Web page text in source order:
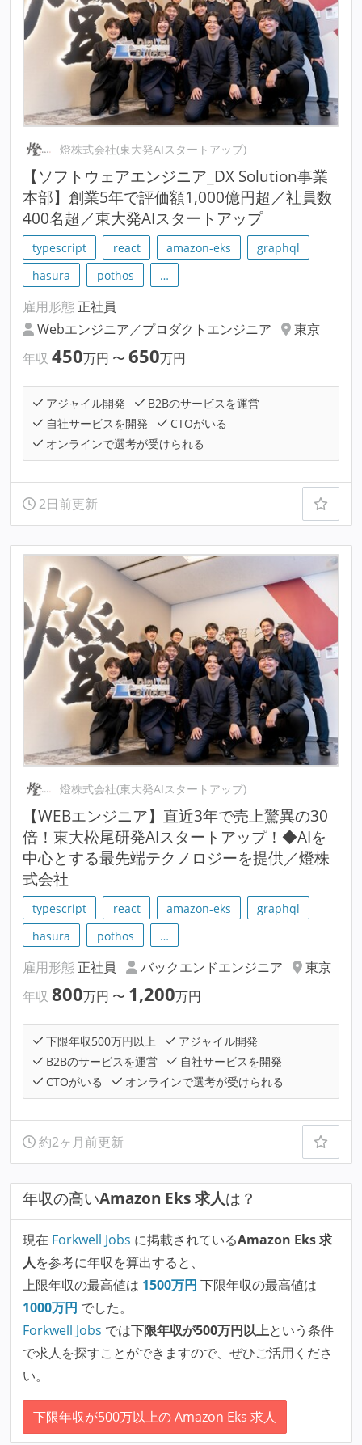
燈株式会社(東大発AIスタートアップ)
【ソフトウェアエンジニア_DX Solution事業
本部】創業5年で評価額1,000億円超／社員数
400名超／東大発AIスタートアップ
typescript react amazon-eks
graphql
hasura
pothos …
雇用形態 正社員
Webエンジニア／プロダクトエンジニア
東京
年収 450万円 〜 650万円
アジャイル開発
B2Bのサービスを運営
自社サービスを開発
CTOがいる
オンラインで選考が受けられる
2日前更新
燈株式会社(東大発AIスタートアップ)
【WEBエンジニア】直近3年で売上驚異の30
倍！東大松尾研発AIスタートアップ！◆AIを
中心とする最先端テクノロジーを提供／燈株
式会社
typescript react amazon-eks
graphql
hasura
pothos …
雇用形態 正社員 バックエンドエンジニア
東京
年収 800万円 〜 1,200万円
下限年収500万円以上
アジャイル開発
B2Bのサービスを運営
自社サービスを開発
CTOがいる
オンラインで選考が受けられる
約2ヶ月前更新
年収の高いAmazon Eks 求人は？
現在 Forkwell Jobs に掲載されているAmazon Eks 求
人を参考に年収を算出すると、
上限年収の最高値は 1500万円 下限年収の最高値は
1000万円 でした。
Forkwell Jobs では下限年収が500万円以上という条件
で求人を探すことができますので、ぜひご活用くださ
い。
下限年収が500万以上の Amazon Eks 求人